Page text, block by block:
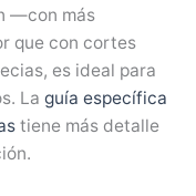
—con más
que con cortes
es ideal para
La guía específica
tiene más detalle